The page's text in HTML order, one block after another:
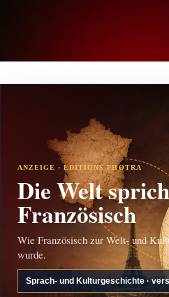
ANZEIGE · EDITIONS PHOTRA
Die Welt
Französisch
Wie Französisch zur Welt- und
wurde.
Sprach- und Kulturgeschichte ·